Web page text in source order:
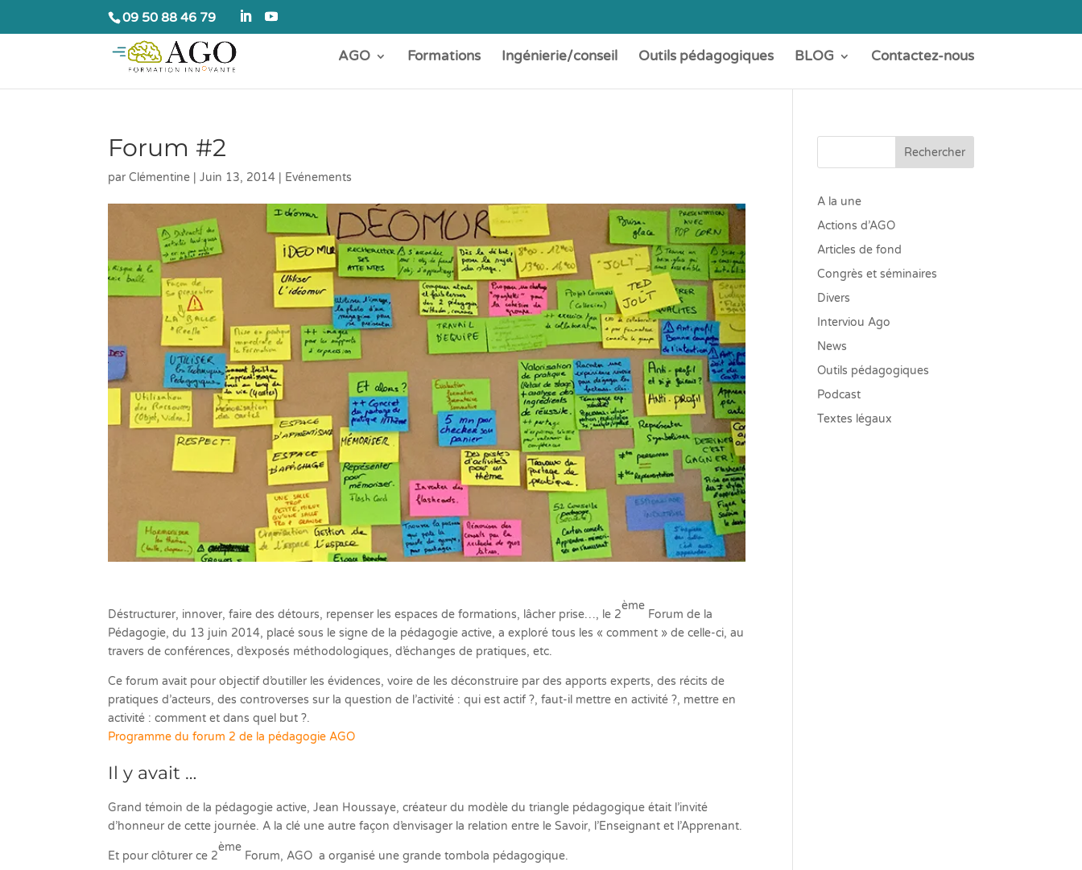
09 50 88 46 79
AGO Formations Ingénierie/conseil Outils pédagogiques BLOG Contactez-nous
Forum #2
parClémentine |Juin 13, 2014 Evénements
Déstructurer, innover, faire des détours, repenser les espaces de formations, lâcher prise…, le 2
ème
Forum de la
Pédagogie, du 13 juin 2014, placé sous le signe de la pédagogie active, a exploré tous les « comment » de celle-ci, au
travers de conférences, d’exposés méthodologiques, d’échanges de pratiques, etc.
Ce forum avait pour objectif d’outiller les évidences, voire de les déconstruire par des apports experts, des récits de
pratiques d’acteurs, des controverses sur la question de l’activité : qui est actif ?, faut-il mettre en activité ?, mettre en
activité : comment et dans quel but ?.
Programme du forum 2 de la pédagogie AGO
Il y avait …
Grand témoin de la pédagogie active, Jean Houssaye, créateur du modèle du triangle pédagogique était l’invité
d’honneur de cette journée. A la clé une autre façon d’envisager la relation entre le Savoir, l’Enseignant et l’Apprenant.
Et pour clôturer ce 2
ème
Forum, AGO a organisé une grande tombola pédagogique.
Rechercher
A la une
Actions d’AGO
Articles de fond
Congrès et séminaires
Divers
Interviou Ago
News
Outils pédagogiques
Podcast
Textes légaux